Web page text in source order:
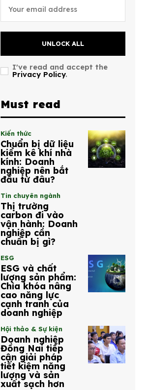
UNLOCK ALL
I've read and accept the
Privacy Policy.
Must read
Kiến thức
Chuẩn bị dữ liệu
kiểm kê khí nhà
kính: Doanh
nghiệp nên bắt
đầu từ đâu?
Tin chuyên ngành
Thị trường
carbon đi vào
vận hành: Doanh
nghiệp cần
chuẩn bị gì?
ESG
ESG và chất
lượng sản phẩm:
Chìa khóa nâng
cao năng lực
cạnh tranh của
doanh nghiệp
Hội thảo & Sự kiện
Doanh nghiệp
Đồng Nai tiếp
cận giải pháp
tiết kiệm năng
lượng và sản
xuất sạch hơn